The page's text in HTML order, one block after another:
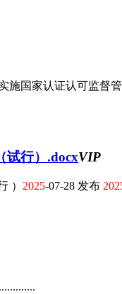
施国家认证认可监督
试行）.docxVIP
） 2025-07-28 发布